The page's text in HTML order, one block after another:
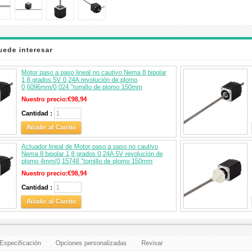
interesar
Motor paso a paso lineal no cautivo Nema 8 bipolar
1,8 grados 5V 0,24A revolución de plomo
0,6096mm/0,024 "tornillo de plomo 150mm
Nuestro precio:€98,94
Cantidad :
Añadir al Carrito
Actuador lineal de Motor paso a paso no cautivo
Nema 8 bipolar 1,8 grados 0,24A 5V revolución de
plomo 4mm/0,15748 "tornillo de plomo 150mm
Nuestro precio:€98,94
Cantidad :
Añadir al Carrito
Especificación Opciones personalizadas Revisar